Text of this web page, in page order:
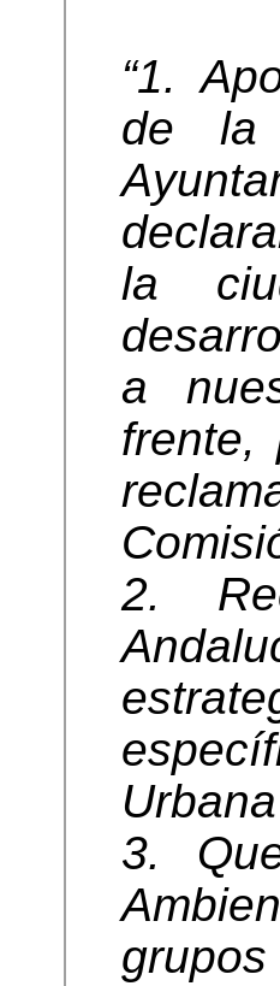
“1.
de la
la
a
frente,
2.
3.